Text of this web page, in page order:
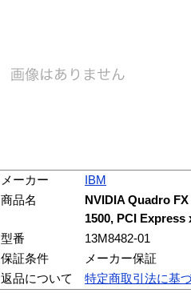
メーカー
IBM
商品名
NVIDIA Quadro
1500, PCI Express
型番
13M8482-01
保証条件
メーカー保証
返品について
特定商取引法に基